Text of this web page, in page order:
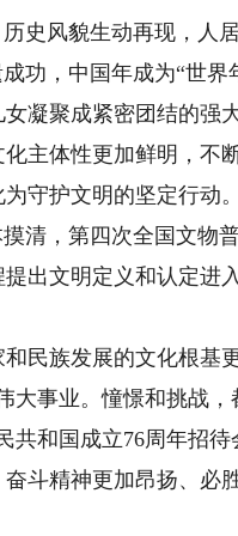
风貌生动再现，人
功，中国年成为“世
女凝聚成紧密团结的
体性更加鲜明，不
守护文明的坚定行动。
，第四次全国文物
出文明定义和认定进
族发展的文化根基更
事业。憧憬和挑战，
和国成立76周年招待
精神更加昂扬、必